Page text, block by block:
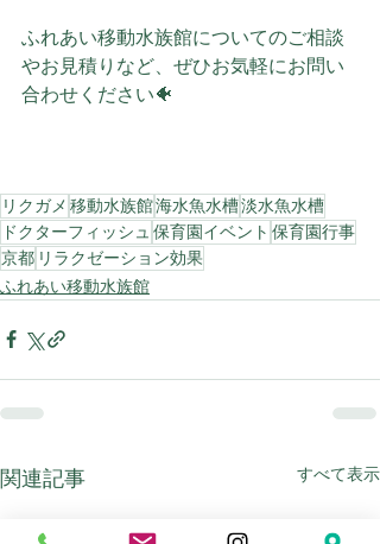
ふれあい移動水族館についてのご相談
やお見積りなど、ぜひお気軽にお問い
合わせください🐠
リクガメ 移動水族館海水魚水槽淡水魚水槽
ドクターフィッシュ 保育園イベント 保育園行事
京都 リラクゼーション効果
ふれあい移動水族館
関連記事 すべて表示